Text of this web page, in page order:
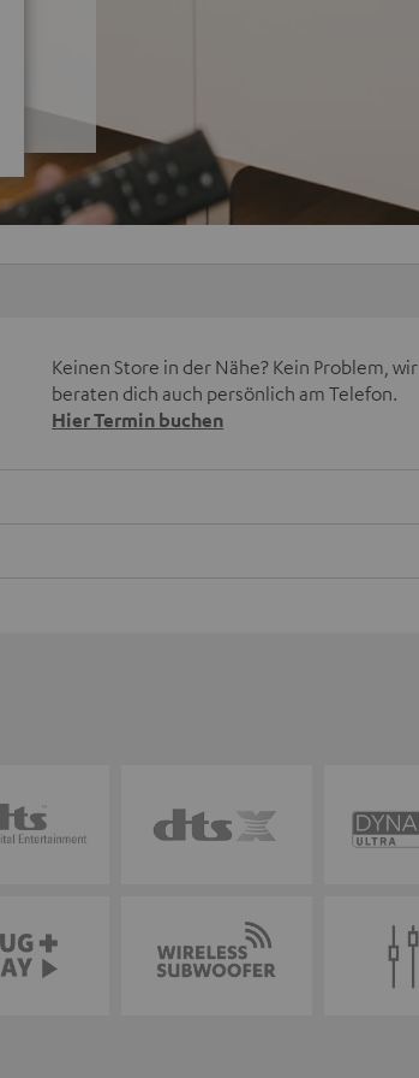
Keinen Store in der Nähe? Kein Problem, wir
beraten dich auch persönlich am Telefon.
Hier Termin buchen